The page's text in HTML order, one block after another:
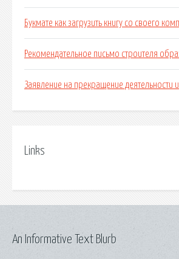
Букмате как загрузить книгу со своего
Рекомендательное письмо строителя
Заявление на прекращение деятельности
Links
An Informative Text Blurb